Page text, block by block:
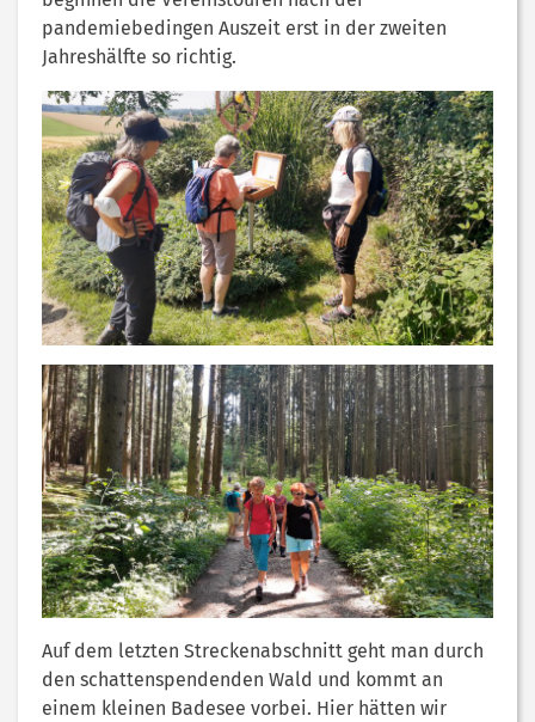
pandemiebedingen Auszeit erst in der zweiten
Jahreshälfte so richtig.
Auf dem letzten Streckenabschnitt geht man durch
den schattenspendenden Wald und kommt an
einem kleinen Badesee vorbei. Hier hätten wir